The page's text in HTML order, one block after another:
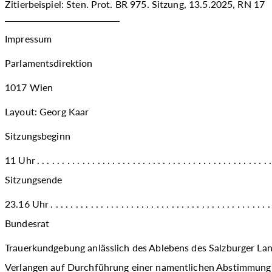
Zitierbeispiel: Sten. Prot. BR 975. Sitzung, 13.5.2025, RN 17
Impressum
Parlamentsdirektion
1017 Wien
Layout: Georg Kaar
Sitzungsbeginn
11 Uhr
Sitzungsende
23.16 Uhr
Bundesrat
Trauerkundgebung anlässlich des Ablebens des Salzburger
Verlangen auf Durchführung einer namentlichen Abstimmung